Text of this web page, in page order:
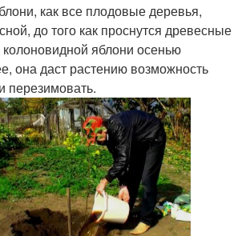
как все плодовые деревья,
до того как проснутся древесные
яблони осенью
она даст растению возможность
перезимовать.